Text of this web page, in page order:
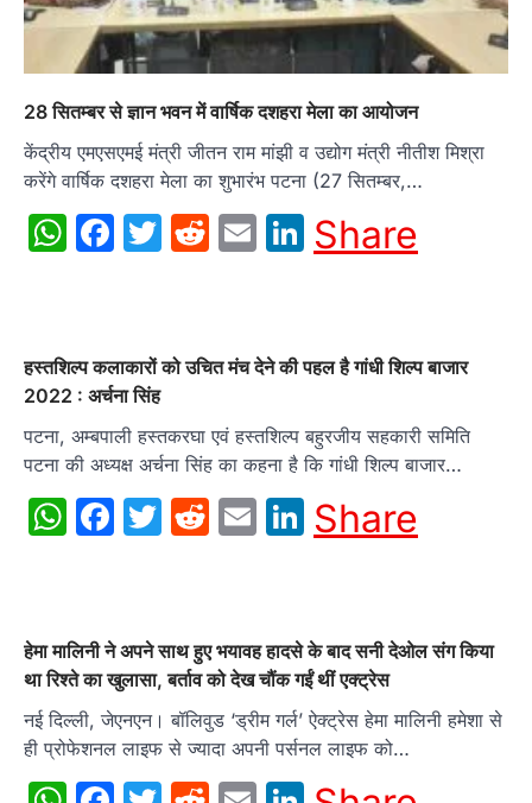
28 सितम्बर से ज्ञान भवन में वार्षिक दशहरा मेला का आयोजन
केंद्रीय एमएसएमई मंत्री जीतन राम मांझी व उद्योग मंत्री नीतीश मिश्रा
करेंगे वार्षिक दशहरा मेला का शुभारंभ पटना (27 सितम्बर,…
WhatsApp
Facebook
Twitter
Reddit
EmailLinkedIn
Share
हस्तशिल्प कलाकारों को उचित मंच देने की पहल है गांधी शिल्प बाजार
2022 : अर्चना सिंह
पटना, अम्बपाली हस्तकरघा एवं हस्तशिल्प बहुरजीय सहकारी समिति
पटना की अध्यक्ष अर्चना सिंह का कहना है कि गांधी शिल्प बाजार…
WhatsApp
Facebook
Twitter
Reddit
EmailLinkedIn
Share
हेमा मालिनी ने अपने साथ हुए भयावह हादसे के बाद सनी देओल संग किया
था रिश्ते का खुलासा, बर्ताव को देख चौंक गईं थीं एक्ट्रेस
नई दिल्ली, जेएनएन। बॉलिवुड ‘ड्रीम गर्ल’ ऐक्ट्रेस हेमा मालिनी हमेशा से
ही प्रोफेशनल लाइफ से ज्यादा अपनी पर्सनल लाइफ को…